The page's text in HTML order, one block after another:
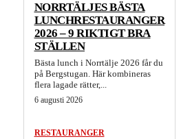
NORRTÄLJES BÄSTA
LUNCHRESTAURANGER
2026 – 9 RIKTIGT BRA
STÄLLEN
Bästa lunch i Norrtälje 2026 får du
på Bergstugan. Här kombineras
flera lagade rätter,...
6 augusti 2026
RESTAURANGER